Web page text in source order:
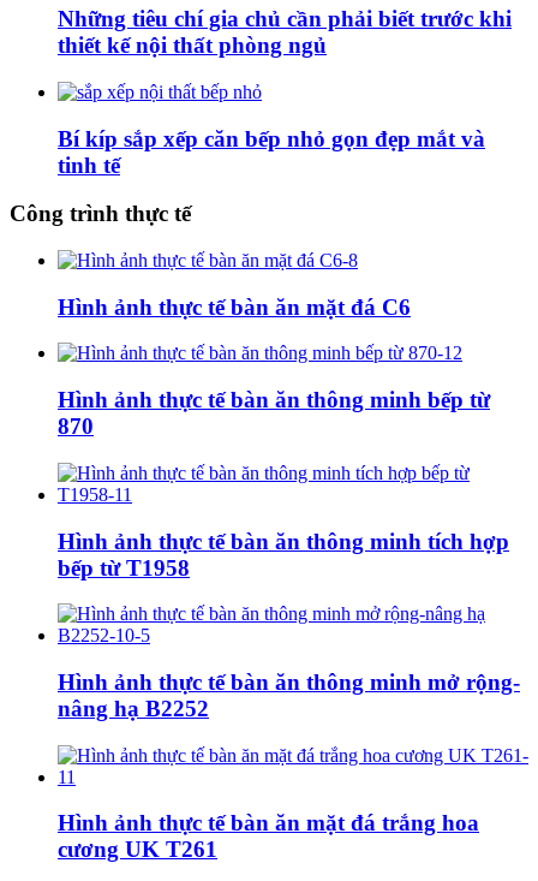
Những tiêu chí gia chủ cần phải biết trước khi
thiết kế nội thất phòng ngủ
Bí kíp sắp xếp căn bếp nhỏ gọn đẹp mắt và
tinh tế
Công trình thực tế
Hình ảnh thực tế bàn ăn mặt đá C6
Hình ảnh thực tế bàn ăn thông minh bếp từ
870
Hình ảnh thực tế bàn ăn thông minh tích hợp
bếp từ T1958
Hình ảnh thực tế bàn ăn thông minh mở rộng-
nâng hạ B2252
Hình ảnh thực tế bàn ăn mặt đá trắng hoa
cương UK T261